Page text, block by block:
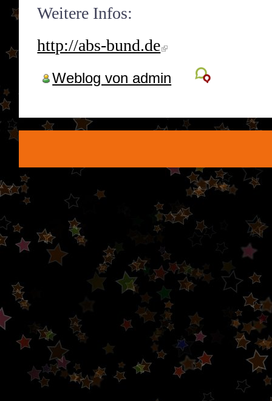
Weitere Infos:
http://abs-bund.de
Weblog von admin